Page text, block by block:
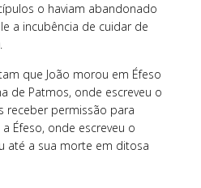
o haviam abandonado
a incubência de cuidar de
que João morou em Éfeso
de Patmos, onde escreveu o
receber permissão para
Éfeso, onde escreveu o
até a sua morte em ditosa